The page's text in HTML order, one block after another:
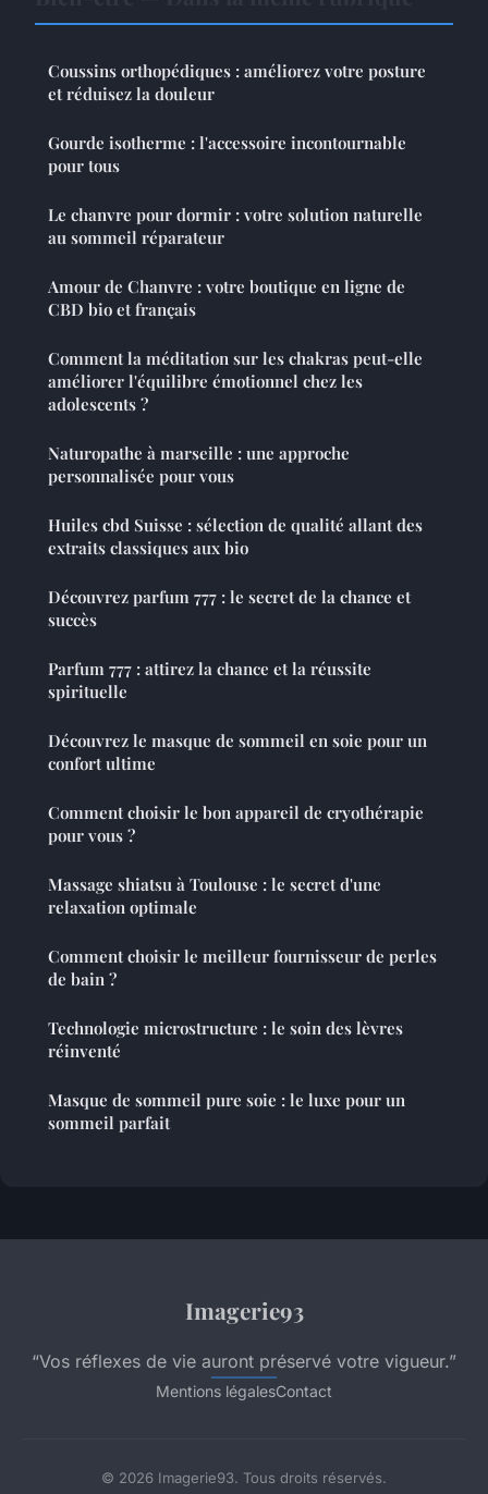
Coussins orthopédiques : améliorez votre posture
et réduisez la douleur
Gourde isotherme : l'accessoire incontournable
pour tous
Le chanvre pour dormir : votre solution naturelle
au sommeil réparateur
Amour de Chanvre : votre boutique en ligne de
CBD bio et français
Comment la méditation sur les chakras peut-elle
améliorer l'équilibre émotionnel chez les
adolescents ?
Naturopathe à marseille : une approche
personnalisée pour vous
Huiles cbd Suisse : sélection de qualité allant des
extraits classiques aux bio
Découvrez parfum 777 : le secret de la chance et
succès
Parfum 777 : attirez la chance et la réussite
spirituelle
Découvrez le masque de sommeil en soie pour un
confort ultime
Comment choisir le bon appareil de cryothérapie
pour vous ?
Massage shiatsu à Toulouse : le secret d'une
relaxation optimale
Comment choisir le meilleur fournisseur de perles
de bain ?
Technologie microstructure : le soin des lèvres
réinventé
Masque de sommeil pure soie : le luxe pour un
sommeil parfait
Imagerie93
“Vos réflexes de vie auront préservé votre vigueur.”
Mentions légalesContact
© 2026 Imagerie93. Tous droits réservés.